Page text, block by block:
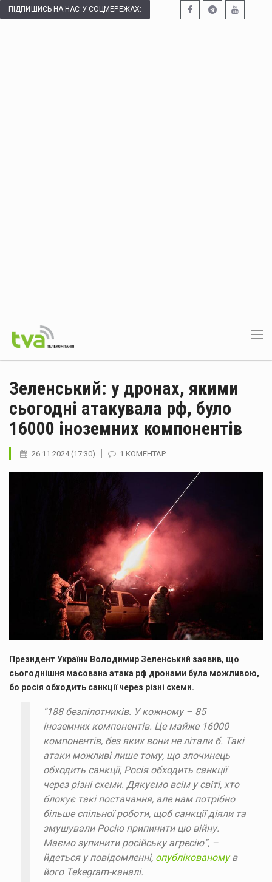
ПІДПИШИСЬ НА НАС У СОЦМЕРЕЖАХ:
Зеленський: у дронах, якими
сьогодні атакувала рф, було
16000 іноземних компонентів
26.11.2024 (17:30) 1 КОМЕНТАР
Президент України Володимир Зеленський заявив, що
сьогоднішня масована атака рф дронами була можливою,
бо росія обходить санкції через різні схеми.
“188 безпілотників. У кожному – 85
іноземних компонентів. Це майже 16000
компонентів, без яких вони не літали б. Такі
атаки можливі лише тому, що злочинець
обходить санкції, Росія обходить санкції
через різні схеми. Дякуємо всім у світі, хто
блокує такі постачання, але нам потрібно
більше спільної роботи, щоб санкції діяли та
змушували Росію припинити цю війну.
Маємо зупинити російську агресію”, –
йдеться у повідомленні, опублікованомув
його Tekegram-каналі.